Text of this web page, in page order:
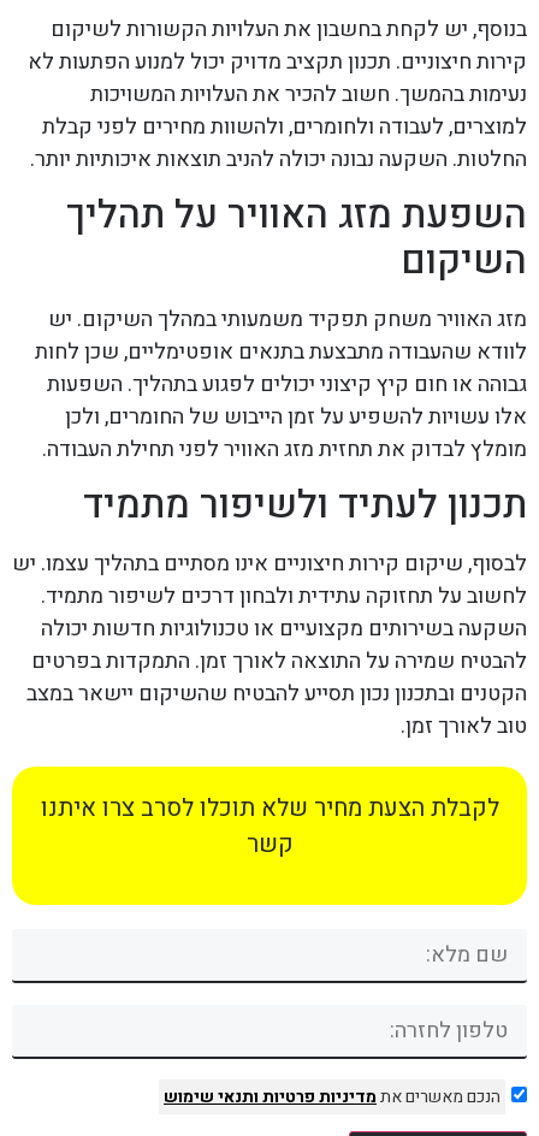
בנוסף, יש לקחת בחשבון את העלויות הקשורות לשיקום
קירות חיצוניים. תכנון תקציב מדויק יכול למנוע הפתעות לא
נעימות בהמשך. חשוב להכיר את העלויות המשויכות
למוצרים, לעבודה ולחומרים, ולהשוות מחירים לפני קבלת
החלטות. השקעה נבונה יכולה להניב תוצאות איכותיות יותר.
השפעת מזג האוויר על תהליך
השיקום
מזג האוויר משחק תפקיד משמעותי במהלך השיקום. יש
לוודא שהעבודה מתבצעת בתנאים אופטימליים, שכן לחות
גבוהה או חום קיץ קיצוני יכולים לפגוע בתהליך. השפעות
אלו עשויות להשפיע על זמן הייבוש של החומרים, ולכן
מומלץ לבדוק את תחזית מזג האוויר לפני תחילת העבודה.
תכנון לעתיד ולשיפור מתמיד
לבסוף, שיקום קירות חיצוניים אינו מסתיים בתהליך עצמו. יש
לחשוב על תחזוקה עתידית ולבחון דרכים לשיפור מתמיד.
השקעה בשירותים מקצועיים או טכנולוגיות חדשות יכולה
להבטיח שמירה על התוצאה לאורך זמן. התמקדות בפרטים
הקטנים ובתכנון נכון תסייע להבטיח שהשיקום יישאר במצב
טוב לאורך זמן.
לקבלת הצעת מחיר שלא תוכלו לסרב צרו איתנו
קשר
הנכם מאשרים אתמדיניות פרטיותותנאי שימוש